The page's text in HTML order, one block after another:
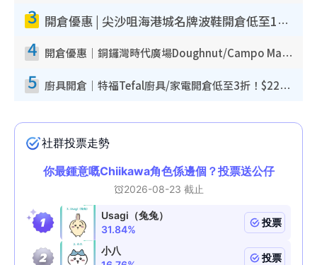
3 開倉優惠 | 尖沙咀海港城名牌波鞋開倉低至1折！On鞋$899起／Joy&Peace鞋履$98起
4 開倉優惠｜銅鑼灣時代廣場Doughnut/Campo Marzio開倉低至1折！背囊、書包、手袋劈價$200起
5 廚具開倉｜特福Tefal廚具/家電開倉低至3折！$220起買平底鍋/炒鑊/湯煲！電飯煲/吸塵機/燙斗$418起